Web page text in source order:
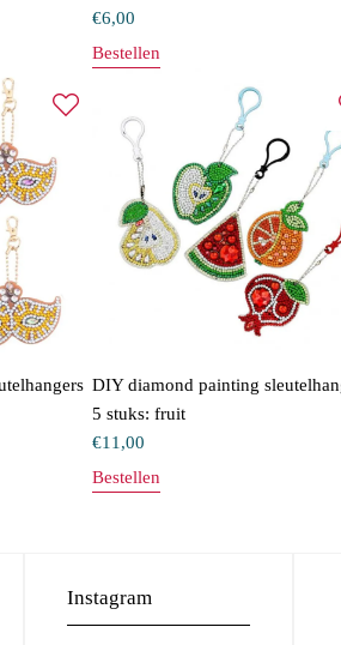
€6,00
Bestellen
DIY diamond painting
5 stuks: fruit
€11,00
Bestellen
Instagram